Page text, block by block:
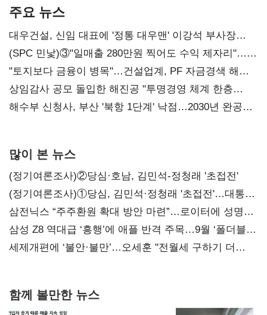
주요 뉴스
대우건설, 신임 대표에 '정통 대우맨' 이강석 부사장
내정
(SPC 민낯)③"일매출 280만원 찍어도 수익 제자리"…
점주 울리는 '상시 할인'
"토지보다 금융이 병목"…건설업계, PF 자금경색 해소
목소리
상임감사 공모 돌입한 해진공 "투명경영 체계 한층
강화"
해수부 신청사, 부산 '북항 1단계' 낙점…2030년 완공
많이 본 뉴스
(정기여론조사)②당심·호남, 김민석-정청래 '초접전'
(정기여론조사)①당심, 김민석·정청래 '초접전'…대통령
지지도 '50% 아래로'(종합)
삼전닉스 “주주환원 확대 방안 마련”…로이터에 성명
보내
삼성 Z8 역대급 ‘흥행’에 애플 반격 주목…9월 ‘폴더블
대전’
세제개편에 ‘불안·불만’…오세훈 "전월세 구하기 더
함께 볼만한 뉴스